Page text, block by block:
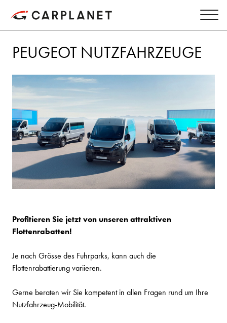
PEUGEOT NUTZFAHRZEUGE
Profitieren Sie jetzt von unseren attraktiven
Flottenrabatten!
Je nach Grösse des Fuhrparks, kann auch die
Flottenrabattierung variieren.
Gerne beraten wir Sie kompetent in allen Fragen rund um Ihre
Nutzfahrzeug-Mobilität.